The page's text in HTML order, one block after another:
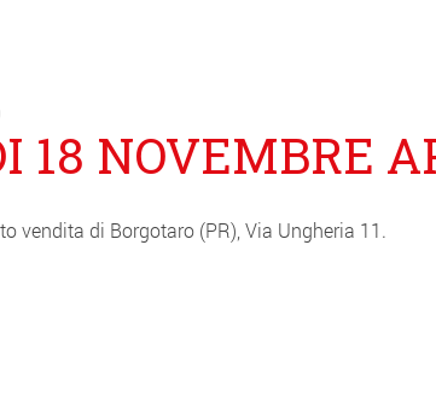
18 NOVEMBRE
vendita di Borgotaro (PR), Via Ungheria 11.